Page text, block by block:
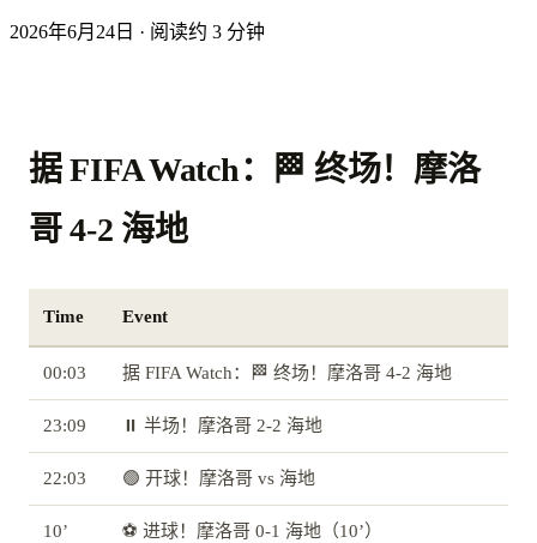
2026年6月24日 · 阅读约 3 分钟
据 FIFA Watch：🏁 终场！摩洛
哥 4-2 海地
Time Event
00:03 据 FIFA Watch：🏁 终场！摩洛哥 4-2 海地
23:09 ⏸️ 半场！摩洛哥 2-2 海地
22:03 🟢 开球！摩洛哥 vs 海地
10’ ⚽ 进球！摩洛哥 0-1 海地（10’）